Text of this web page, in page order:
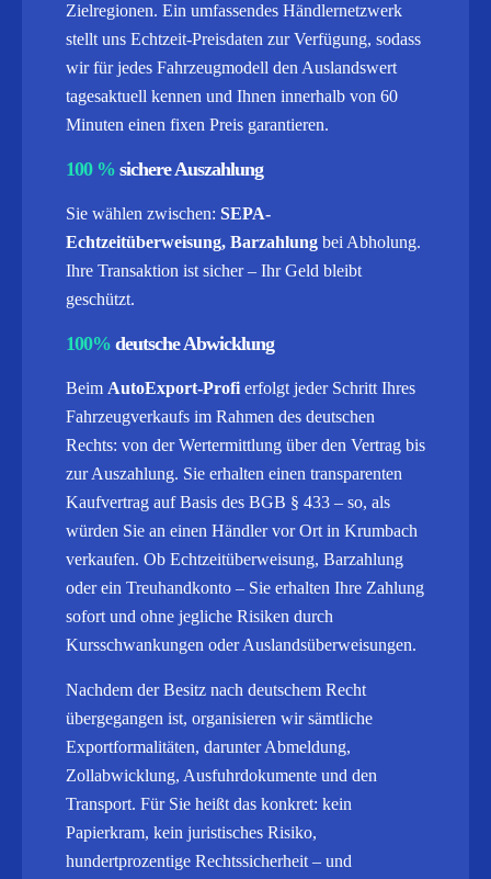
Zielregionen. Ein umfassendes Händlernetzwerk
stellt uns Echtzeit-Preisdaten zur Verfügung, sodass
wir für jedes Fahrzeugmodell den Auslandswert
tagesaktuell kennen und Ihnen innerhalb von 60
Minuten einen fixen Preis garantieren.
100 % sichere Auszahlung
Sie wählen zwischen: SEPA-
Echtzeitüberweisung, Barzahlung bei Abholung.
Ihre Transaktion ist sicher – Ihr Geld bleibt
geschützt.
100% deutsche Abwicklung
Beim AutoExport-Profi erfolgt jeder Schritt Ihres
Fahrzeugverkaufs im Rahmen des deutschen
Rechts: von der Wertermittlung über den Vertrag bis
zur Auszahlung. Sie erhalten einen transparenten
Kaufvertrag auf Basis des BGB § 433 – so, als
würden Sie an einen Händler vor Ort in Krumbach
verkaufen. Ob Echtzeitüberweisung, Barzahlung
oder ein Treuhandkonto – Sie erhalten Ihre Zahlung
sofort und ohne jegliche Risiken durch
Kursschwankungen oder Auslandsüberweisungen.
Nachdem der Besitz nach deutschem Recht
übergegangen ist, organisieren wir sämtliche
Exportformalitäten, darunter Abmeldung,
Zollabwicklung, Ausfuhrdokumente und den
Transport. Für Sie heißt das konkret: kein
Papierkram, kein juristisches Risiko,
hundertprozentige Rechtssicherheit – und